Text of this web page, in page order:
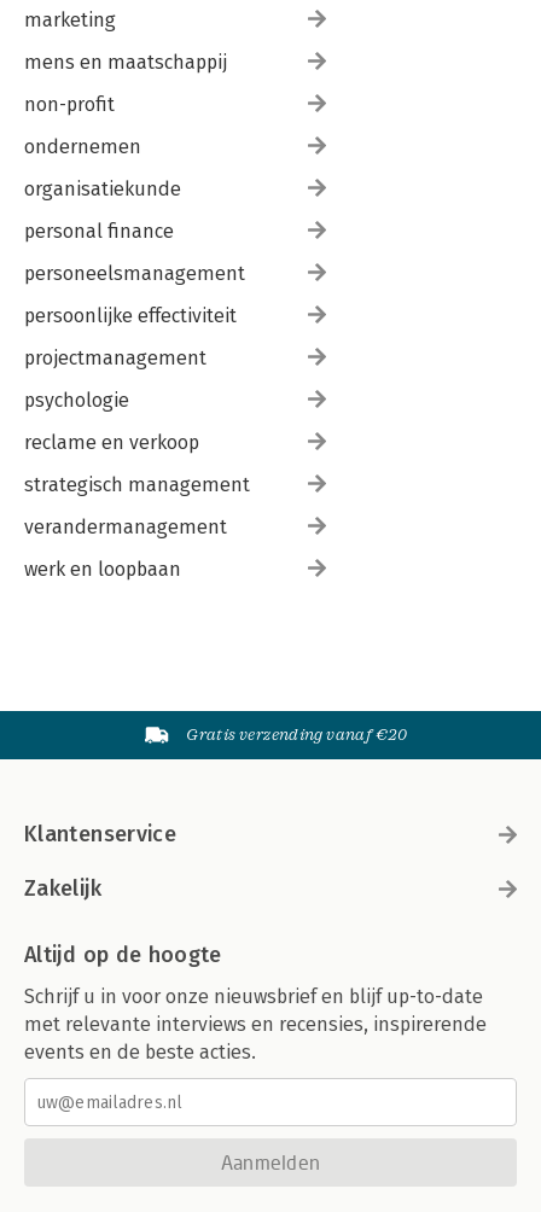
marketing
mens en maatschappij
non-profit
ondernemen
organisatiekunde
personal finance
personeelsmanagement
persoonlijke effectiviteit
projectmanagement
psychologie
reclame en verkoop
strategisch management
verandermanagement
werk en loopbaan
Gratis verzending vanaf €20
Klantenservice
Zakelijk
Altijd op de hoogte
Schrijf u in voor onze nieuwsbrief en blijf up-to-date
met relevante interviews en recensies, inspirerende
events en de beste acties.
Aanmelden